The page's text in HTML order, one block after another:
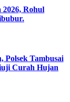
Rohul
Polsek Tambusai
Curah Hujan